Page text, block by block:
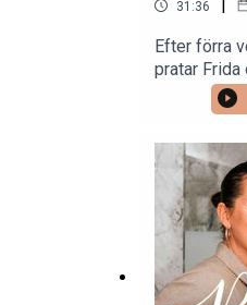
31:36 |
Efter förra
pratar
kära